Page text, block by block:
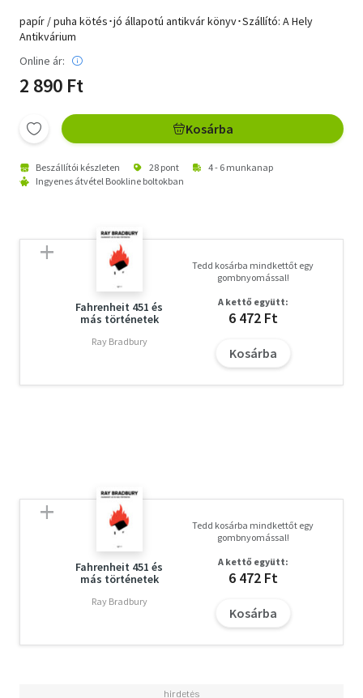
papír / puha kötés･jó állapotú antikvár könyv･Szállító: A Hely
Antikvárium
Online ár:
2 890 Ft
Kosárba
Beszállítói készleten 28 pont
4 - 6 munkanap
Ingyenes átvétel Bookline boltokban
Fahrenheit 451 és
más történetek
Ray Bradbury
Tedd kosárba mindkettőt egy
gombnyomással!
A kettő együtt:
6 472 Ft
Kosárba
Fahrenheit 451 és
más történetek
Ray Bradbury
Tedd kosárba mindkettőt egy
gombnyomással!
A kettő együtt:
6 472 Ft
Kosárba